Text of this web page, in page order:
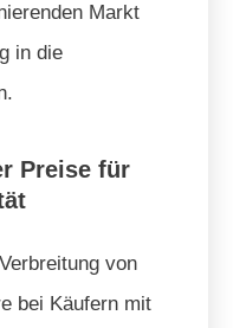
Markt
in die
Preise für
von
bei Käufern mit